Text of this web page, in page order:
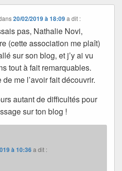
20/02/2019 à 18:09 a dit :
pas, Nathalie Novi,
(cette association me plaît)
sur son blog, et j’y ai vu
tout à fait remarquables.
me l’avoir fait découvrir.
autant de difficultés pour
sur ton blog !
à 10:36a dit :